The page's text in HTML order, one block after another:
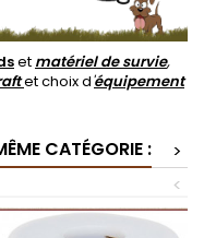
et matériel de survie,
et choix déquipement
CATÉGORIE :
>
<